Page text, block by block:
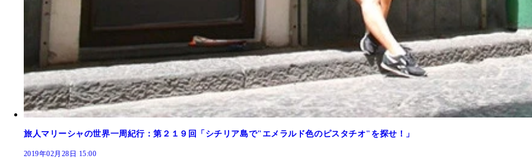
旅人マリーシャの世界一周紀行：第２１９回「シチリア島で"エメラルド色のピスタチオ"を探せ！」
2019年02月28日 15:00